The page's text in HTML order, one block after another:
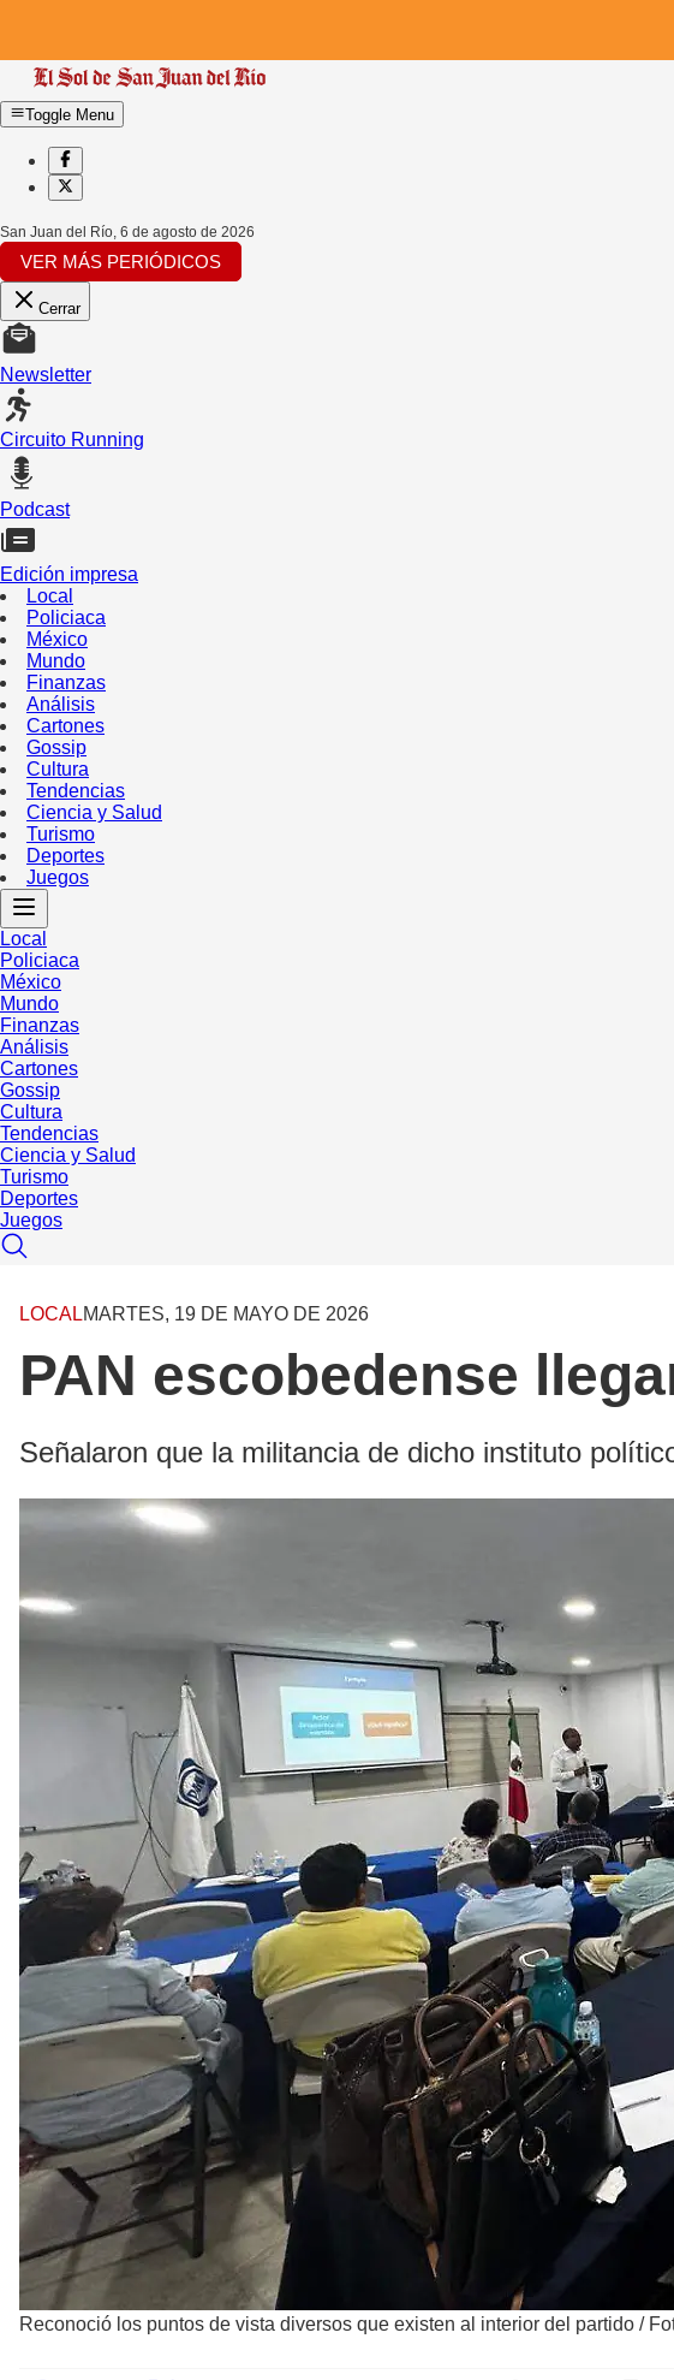
Toggle Menu
San Juan del Río, 6 de agosto de 2026
VER MÁS PERIÓDICOS
Cerrar
Newsletter
Circuito Running
Podcast
Edición impresa
Local
Policiaca
México
Mundo
Finanzas
Análisis
Cartones
Gossip
Cultura
Tendencias
Ciencia y Salud
Turismo
Deportes
Juegos
Local
Policiaca
México
Mundo
Finanzas
Análisis
Cartones
Gossip
Cultura
Tendencias
Ciencia y Salud
Turismo
Deportes
Juegos
LOCALMARTES, 19 DE MAYO DE 2026
PAN escobedense
Señalaron que la militancia de dicho instituto
Reconoció los puntos de vista diversos que existen al interior del partido /